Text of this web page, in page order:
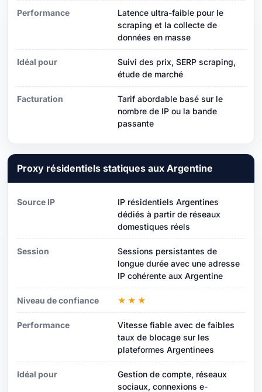
Performance
Latence ultra-faible pour le
scraping et la collecte de
données en masse
Idéal pour
Suivi des prix, SERP scraping,
étude de marché
Facturation
Tarif abordable basé sur le
nombre de IP ou la bande
passante
Proxy résidentiels statiques aux Argentine
Source IP
IP résidentiels Argentines
dédiés à partir de réseaux
domestiques réels
Session
Sessions persistantes de
longue durée avec une adresse
IP cohérente aux Argentine
Niveau de confiance ★★★
Performance
Vitesse fiable avec de faibles
taux de blocage sur les
plateformes Argentinees
Idéal pour
Gestion de compte, réseaux
sociaux, connexions e-